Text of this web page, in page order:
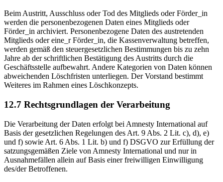
Beim Austritt, Ausschluss oder Tod des Mitglieds oder Förder_in
werden die personenbezogenen Daten eines Mitglieds oder
Förder_in archiviert. Personenbezogene Daten des austretenden
Mitglieds oder eine_r Förder_in, die Kassenverwaltung betreffen,
werden gemäß den steuergesetzlichen Bestimmungen bis zu zehn
Jahre ab der schriftlichen Bestätigung des Austritts durch die
Geschäftsstelle aufbewahrt. Andere Kategorien von Daten können
abweichenden Löschfristen unterliegen. Der Vorstand bestimmt
Weiteres im Rahmen eines Löschkonzepts.
12.7 Rechtsgrundlagen der Verarbeitung
Die Verarbeitung der Daten erfolgt bei Amnesty International auf
Basis der gesetzlichen Regelungen des Art. 9 Abs. 2 Lit. c), d), e)
und f) sowie Art. 6 Abs. 1 Lit. b) und f) DSGVO zur Erfüllung der
satzungsgemäßen Ziele von Amnesty International und nur in
Ausnahmefällen allein auf Basis einer freiwilligen Einwilligung
des/der Betroffenen.